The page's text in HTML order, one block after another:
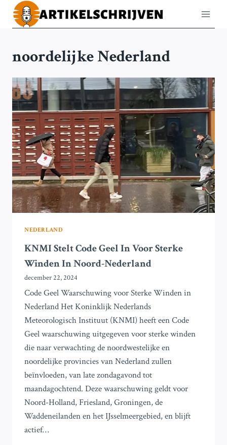
Doorgaan
naar
noordelijke Nederland
NEDERLAND
KNMI Stelt Code Geel In Voor Sterke
Winden In Noord-Nederland
december 22, 2024
Code Geel Waarschuwing voor Sterke Winden in
Nederland Het Koninklijk Nederlands
Meteorologisch Instituut (KNMI) heeft een Code
Geel waarschuwing uitgegeven voor sterke winden
die naar verwachting de noordwestelijke en
noordelijke provincies van Nederland zullen
beïnvloeden, van late zondagavond tot
maandagochtend. Deze waarschuwing geldt voor
Noord-Holland, Friesland, Groningen, de
Waddeneilanden en het IJsselmeergebied, en blijft
actief…